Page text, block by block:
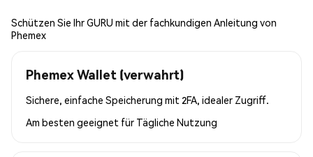
Schützen Sie Ihr GURU mit der fachkundigen Anleitung von
Phemex
Phemex Wallet (verwahrt)
Sichere, einfache Speicherung mit 2FA, idealer Zugriff.
Am besten geeignet für Tägliche Nutzung